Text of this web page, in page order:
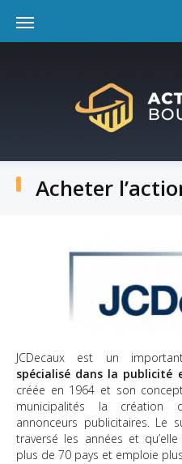
content
Acheter
JCDecaux est un
spécialisé dans la publicité
créée en 1964 et son
municipalités la création
annonceurs publicitaires. Le
traversé les années et
plus de 70 pays et emploie